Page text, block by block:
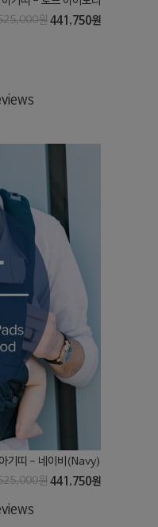
원 441,750원
기띠 - 네이비(Navy)
원 441,750원